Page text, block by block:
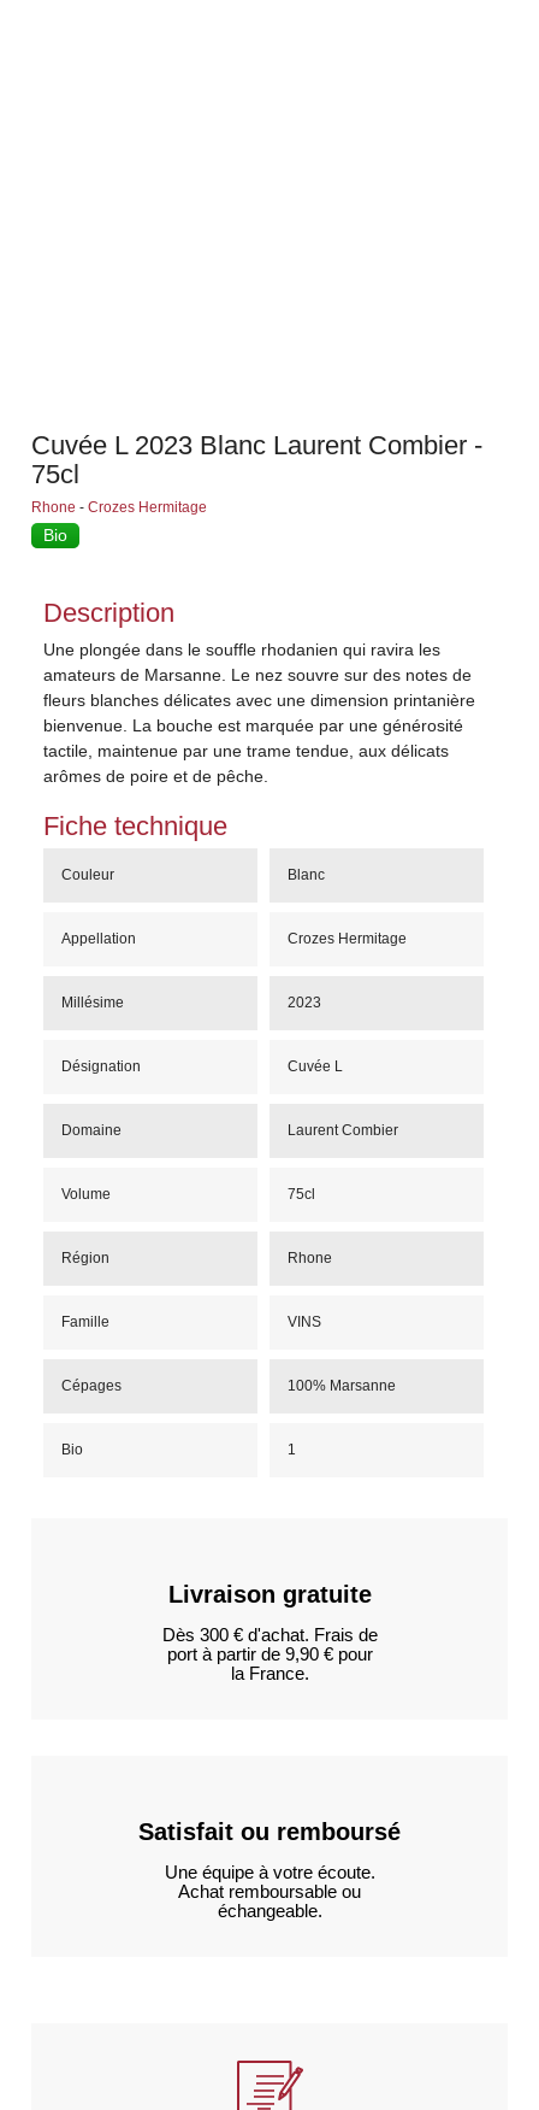
Cuvée L 2023 Blanc Laurent Combier -
75cl
Rhone -Crozes Hermitage
Bio
Description
Une plongée dans le souffle rhodanien qui ravira les
amateurs de Marsanne. Le nez souvre sur des notes de
fleurs blanches délicates avec une dimension printanière
bienvenue. La bouche est marquée par une générosité
tactile, maintenue par une trame tendue, aux délicats
arômes de poire et de pêche.
Fiche technique
Couleur Blanc
Appellation Crozes Hermitage
Millésime 2023
Désignation Cuvée L
Domaine Laurent Combier
Volume 75cl
Région Rhone
Famille VINS
Cépages 100% Marsanne
Bio 1
Livraison gratuite
Dès 300 € d'achat. Frais de
port à partir de 9,90 € pour
la France.
Satisfait ou remboursé
Une équipe à votre écoute.
Achat remboursable ou
échangeable.